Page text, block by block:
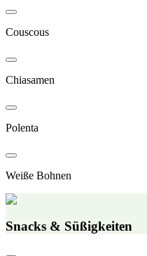
Couscous
Chiasamen
Polenta
Weiße Bohnen
Snacks & Süßigkeiten